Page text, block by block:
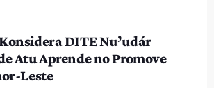
DITE Nu’udár
Atu Aprende no Promove
Leste